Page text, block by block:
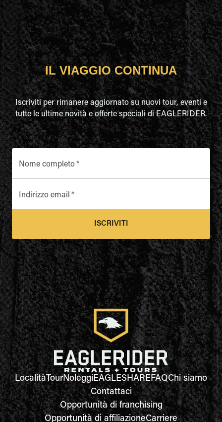
IL VIAGGIO CONTINUA
Iscriviti per rimanere aggiornato su nuovi tour, eventi e
tutte le ultime novità e offerte speciali di EAGLERIDER.
Nome completo*
Indirizzo email *
ISCRIVITI
LocalitàTourNoleggiEAGLESHAREFAQChi siamo
Contattaci
Opportunità di franchising
Opportunità di affiliazioneCarriere